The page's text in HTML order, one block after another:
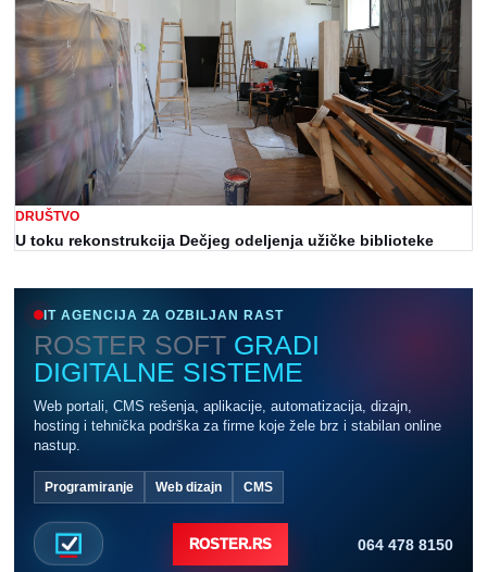
DRUŠTVO
U toku rekonstrukcija Dečjeg odeljenja užičke biblioteke
IT AGENCIJA ZA OZBILJAN RAST
ROSTER SOFT GRADI
DIGITALNE SISTEME
Web portali, CMS rešenja, aplikacije, automatizacija, dizajn,
hosting i tehnička podrška za firme koje žele brz i stabilan online
nastup.
Programiranje Web dizajn CMS
ROSTER.RS 064 478 8150